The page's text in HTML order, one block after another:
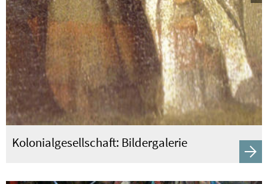
Kolonialgesellschaft: Bildergalerie